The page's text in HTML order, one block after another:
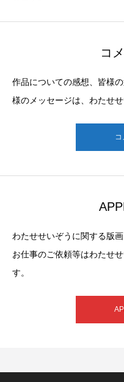
コ
作品についての感想、皆様
様のメッセージは、わたせせ
わたせせいぞうに関する版
お仕事のご依頼等はわたせ
す。